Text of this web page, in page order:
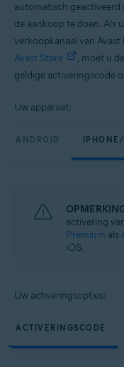
automatisch
de aankoop te doen. Als
verkoopkanaal van
Avast Store
, moet u
geldige activeringscode
Uw apparaat:
ANDROID
activering
Premium als
iOS.
Uw activeringsopties:
ACTIVERINGSCODE